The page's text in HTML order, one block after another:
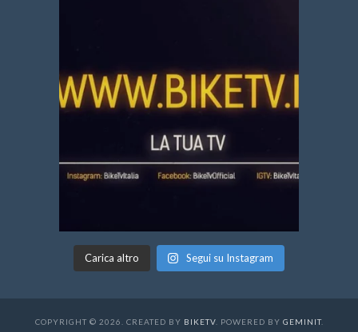
Carica altro Segui su Instagram
COPYRIGHT © 2026. CREATED BY BIKETV. POWERED BY GEMINIT.